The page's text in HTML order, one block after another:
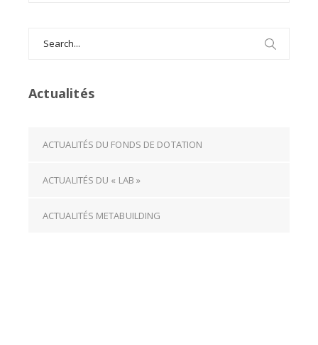
Actualités
ACTUALITÉS DU FONDS DE DOTATION
ACTUALITÉS DU « LAB »
ACTUALITÉS METABUILDING